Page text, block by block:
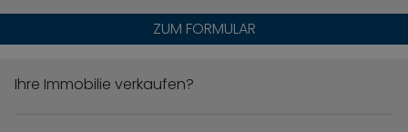
ZUM FORMULAR
Ihre Immobilie verkaufen?